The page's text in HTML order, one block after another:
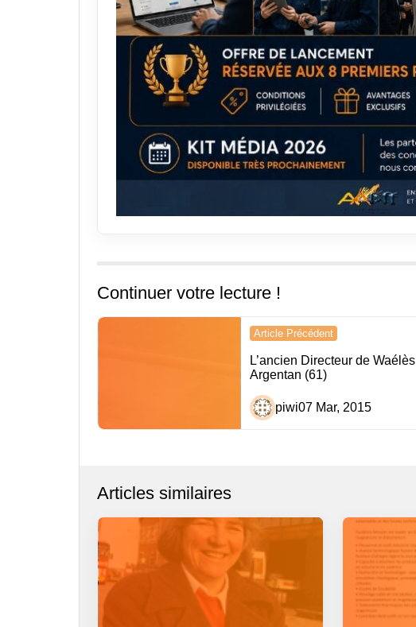
Continuer votre lecture !
Navigation
de
Article Précédent
L’ancien Directeur de Waélès
Argentan (61)
piwi07 Mar, 2015
Articles similaires